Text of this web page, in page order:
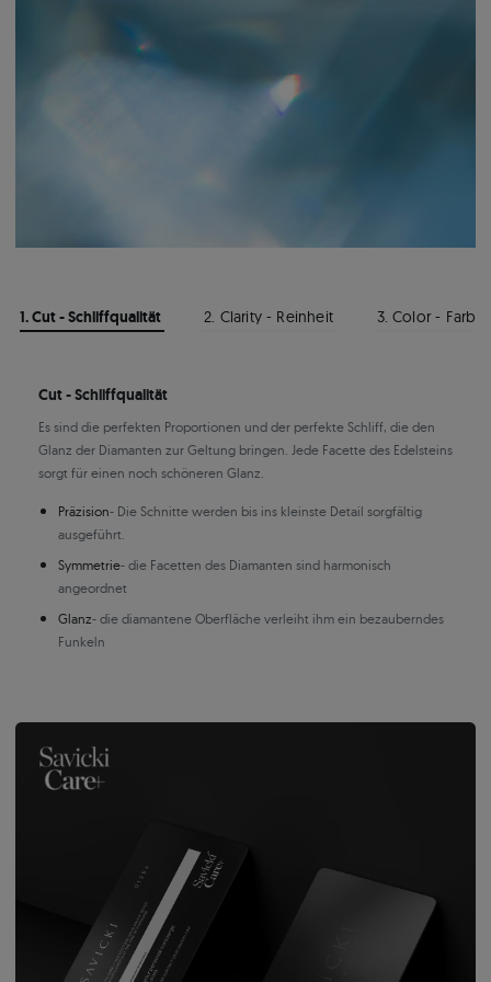
1. Cut - Schliffqualität 2. Clarity - Reinheit 3. Color - Farbe
Cut - Schliffqualität
Es sind die perfekten Proportionen und der perfekte Schliff, die den
Glanz der Diamanten zur Geltung bringen. Jede Facette des Edelsteins
sorgt für einen noch schöneren Glanz.
Präzision- Die Schnitte werden bis ins kleinste Detail sorgfältig
ausgeführt.
Symmetrie- die Facetten des Diamanten sind harmonisch
angeordnet
Glanz- die diamantene Oberfläche verleiht ihm ein bezauberndes
Funkeln